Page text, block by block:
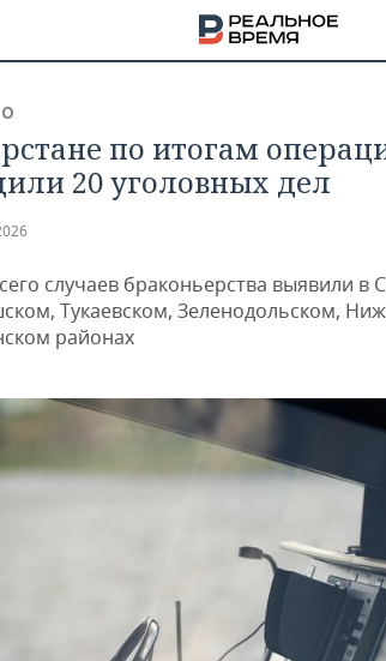
по итогам
20 уголовных дел
случаев браконьерства выявили в
Тукаевском, Зеленодольском,
районах